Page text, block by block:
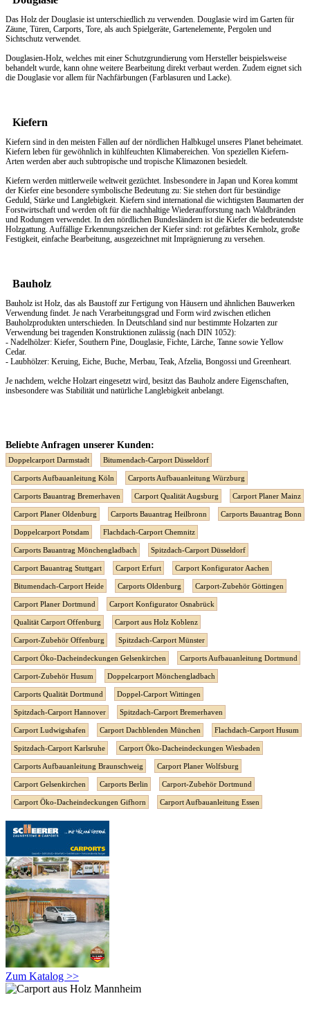
Das Holz der Douglasie ist unterschiedlich zu verwenden. Douglasie wird im Garten für
Zäune, Türen, Carports, Tore, als auch Spielgeräte, Gartenelemente, Pergolen und
Sichtschutz verwendet.
Douglasien-Holz, welches mit einer Schutzgrundierung vom Hersteller beispielsweise
behandelt wurde, kann ohne weitere Bearbeitung direkt verbaut werden. Zudem eignet sich
die Douglasie vor allem für Nachfärbungen (Farblasuren und Lacke).
Kiefern
Kiefern sind in den meisten Fällen auf der nördlichen Halbkugel unseres Planet beheimatet.
Kiefern leben für gewöhnlich in kühlfeuchten Klimabereichen. Von speziellen Kiefern-
Arten werden aber auch subtropische und tropische Klimazonen besiedelt.
Kiefern werden mittlerweile weltweit gezüchtet. Insbesondere in Japan und Korea kommt
der Kiefer eine besondere symbolische Bedeutung zu: Sie stehen dort für beständige
Geduld, Stärke und Langlebigkeit. Kiefern sind international die wichtigsten Baumarten der
Forstwirtschaft und werden oft für die nachhaltige Wiederaufforstung nach Waldbränden
und Rodungen verwendet. In den nördlichen Bundesländern ist die Kiefer die bedeutendste
Holzgattung. Auffällige Erkennungszeichen der Kiefer sind: rot gefärbtes Kernholz, große
Festigkeit, einfache Bearbeitung, ausgezeichnet mit Imprägnierung zu versehen.
Bauholz
Bauholz ist Holz, das als Baustoff zur Fertigung von Häusern und ähnlichen Bauwerken
Verwendung findet. Je nach Verarbeitungsgrad und Form wird zwischen etlichen
Bauholzprodukten unterschieden. In Deutschland sind nur bestimmte Holzarten zur
Verwendung bei tragenden Konstruktionen zulässig (nach DIN 1052):
- Nadelhölzer: Kiefer, Southern Pine, Douglasie, Fichte, Lärche, Tanne sowie Yellow
Cedar.
- Laubhölzer: Keruing, Eiche, Buche, Merbau, Teak, Afzelia, Bongossi und Greenheart.
Je nachdem, welche Holzart eingesetzt wird, besitzt das Bauholz andere Eigenschaften,
insbesondere was Stabilität und natürliche Langlebigkeit anbelangt.
Beliebte Anfragen unserer Kunden:
Doppelcarport Darmstadt Bitumendach-Carport Düsseldorf
Carports Aufbauanleitung Köln Carports Aufbauanleitung Würzburg
Carports Bauantrag Bremerhaven Carport Qualität Augsburg Carport Planer Mainz
Carport Planer Oldenburg Carports Bauantrag Heilbronn Carports Bauantrag Bonn
Doppelcarport Potsdam Flachdach-Carport Chemnitz
Carports Bauantrag Mönchengladbach Spitzdach-Carport Düsseldorf
Carport Bauantrag Stuttgart Carport Erfurt Carport Konfigurator Aachen
Bitumendach-Carport Heide Carports Oldenburg Carport-Zubehör Göttingen
Carport Planer Dortmund Carport Konfigurator Osnabrück
Qualität Carport Offenburg Carport aus Holz Koblenz
Carport-Zubehör Offenburg Spitzdach-Carport Münster
Carport Öko-Dacheindeckungen Gelsenkirchen Carports Aufbauanleitung Dortmund
Carport-Zubehör Husum Doppelcarport Mönchengladbach
Carports Qualität Dortmund Doppel-Carport Wittingen
Spitzdach-Carport Hannover Spitzdach-Carport Bremerhaven
Carport Ludwigshafen Carport Dachblenden München Flachdach-Carport Husum
Spitzdach-Carport Karlsruhe Carport Öko-Dacheindeckungen Wiesbaden
Carports Aufbauanleitung Braunschweig Carport Planer Wolfsburg
Carport Gelsenkirchen Carports Berlin Carport-Zubehör Dortmund
Carport Öko-Dacheindeckungen Gifhorn Carport Aufbauanleitung Essen
Zum Katalog >>